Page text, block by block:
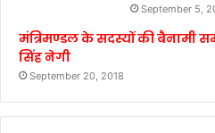
September 5,
मंत्रिमण्डल के सदस्यों की बैनामी
सिंह नेगी
September 20, 2018